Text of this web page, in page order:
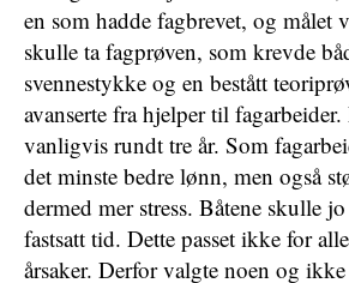
en som hadde fagbrevet, og målet
skulle ta fagprøven, som krevde
svennestykke og en bestått
avanserte fra hjelper til
vanligvis rundt tre år. Som
det minste bedre lønn, men også
dermed mer stress. Båtene skulle
fastsatt tid. Dette passet ikke for
årsaker. Derfor valgte noen og